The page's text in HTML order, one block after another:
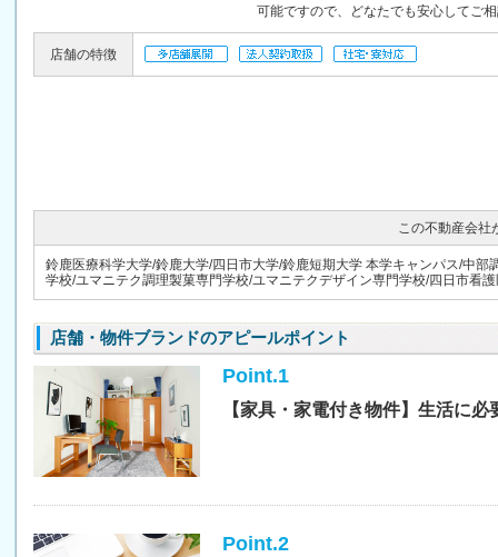
可能ですので、どなたでも安心してご
店舗の特徴
この不動産会社
鈴鹿医療科学大学/鈴鹿大学/四日市大学/鈴鹿短期大学 本学キャンパス/中
学校/ユマニテク調理製菓専門学校/ユマニテクデザイン専門学校/四日市看
店舗・物件ブランドのアピールポイント
Point.1
【家具・家電付き物件】生活に
Point.2